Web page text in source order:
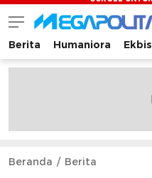
Megapolitan.co
Menyajikan berita-
Berita Humaniora Ekbis
Beranda Berita